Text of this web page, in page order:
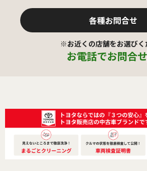
各種お問合せ
※お近くの店舗をお選びく
お電話でお問合せ